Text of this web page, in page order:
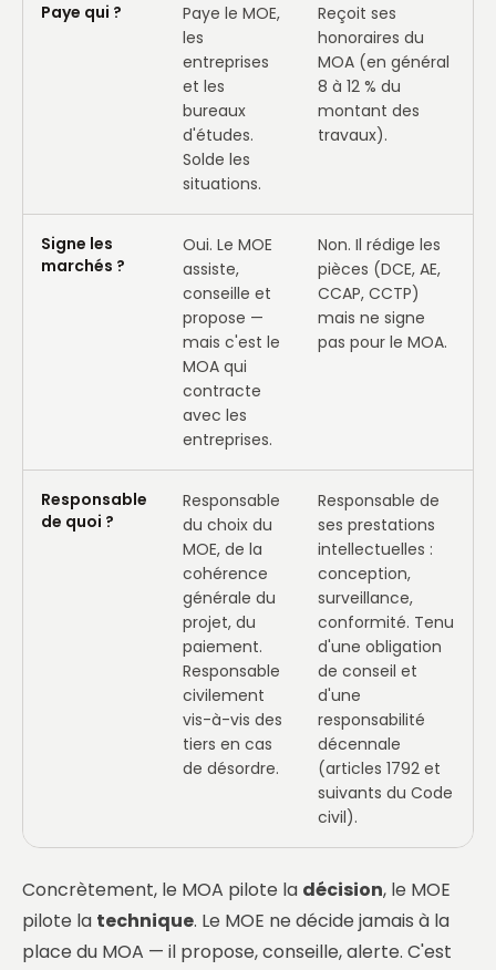
Paye qui ?
Paye le MOE,
les
entreprises
et les
bureaux
d'études.
Solde les
situations.
Reçoit ses
honoraires du
MOA (en général
8 à 12 % du
montant des
travaux).
Signe les
marchés ?
Oui. Le MOE
assiste,
conseille et
propose —
mais c'est le
MOA qui
contracte
avec les
entreprises.
Non. Il rédige les
pièces (DCE, AE,
CCAP, CCTP)
mais ne signe
pas pour le MOA.
Responsable
de quoi ?
Responsable
du choix du
MOE, de la
cohérence
générale du
projet, du
paiement.
Responsable
civilement
vis-à-vis des
tiers en cas
de désordre.
Responsable de
ses prestations
intellectuelles :
conception,
surveillance,
conformité. Tenu
d'une obligation
de conseil et
d'une
responsabilité
décennale
(articles 1792 et
suivants du Code
civil).
Concrètement, le MOA pilote la décision, le MOE
pilote la technique. Le MOE ne décide jamais à la
place du MOA — il propose, conseille, alerte. C'est